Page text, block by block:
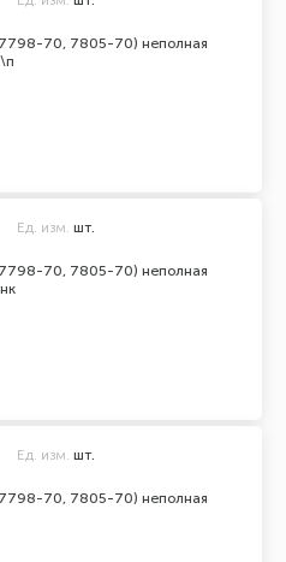
70, 7805-70) неполная
70, 7805-70) неполная
Ед. изм. шт.
70, 7805-70) неполная
Ед. изм. шт.